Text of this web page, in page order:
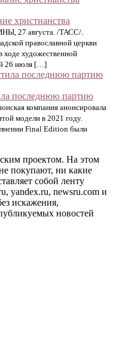
христианства
27 августа. /ТАСС/.
православной церкви
ходе художественной
26 июля […]
последнюю партию
компания анонсировала
модели в 2021 году.
Final Edition были
проектом. На этом
покупают, ни какие
собой ленту
yandex.ru, newsru.com и
искажения,
новостей